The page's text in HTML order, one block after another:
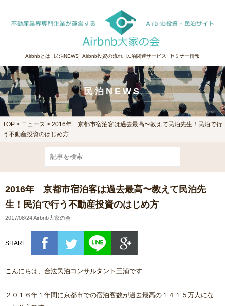
Airbnbとは 民泊NEWS Airbnb投資の流れ 民泊関連サービス セミナー情報
民泊NEWS
TOP > ニュース > 2016年 京都市宿泊客は過去最高〜教えて民泊先生！民泊で行
う不動産投資のはじめ方
2016年 京都市宿泊客は過去最高〜教えて民泊先
生！民泊で行う不動産投資のはじめ方
2017/08/24 Airbnb大家の会
SHARE
こんにちは、合法民泊コンサルタント三浦です
２０１６年１年間に京都市での宿泊客数が過去最高の１４１５万人にな